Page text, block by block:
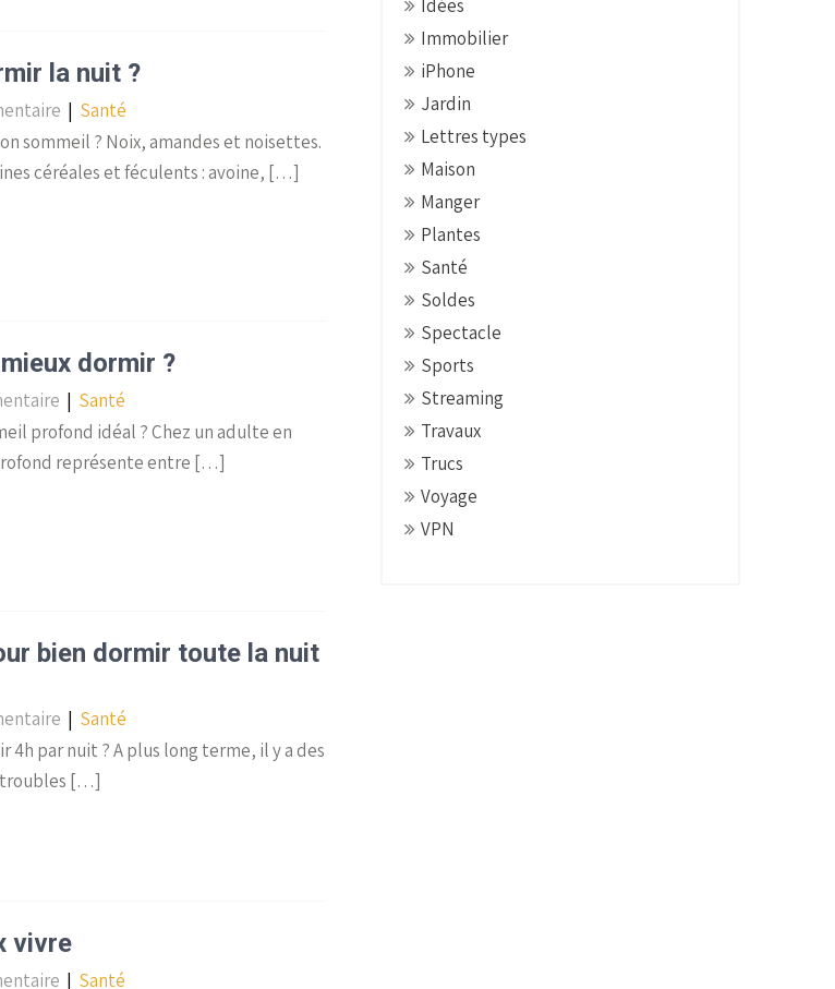
la nuit ?
| Santé
sommeil ? Noix, amandes et noisettes.
céréales et féculents : avoine, […]
dormir ?
| Santé
profond idéal ? Chez un adulte en
représente entre […]
bien dormir toute la nuit
| Santé
4h par nuit ? A plus long terme, il y a des
troubles […]
vivre
| Santé
Idées
Immobilier
iPhone
Jardin
Lettres types
Maison
Manger
Plantes
Santé
Soldes
Spectacle
Sports
Streaming
Travaux
Trucs
Voyage
VPN